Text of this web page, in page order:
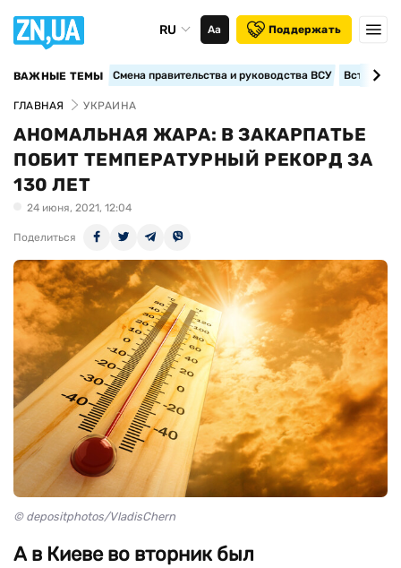
RU Аа Поддержать
ВАЖНЫЕ ТЕМЫ Смена правительства и руководства ВСУ
ГЛАВНАЯ УКРАИНА
АНОМАЛЬНАЯ ЖАРА: В ЗАКАРПАТЬЕ
ПОБИТ ТЕМПЕРАТУРНЫЙ РЕКОРД ЗА
130 ЛЕТ
24 июня, 2021, 12:04
Поделиться
© depositphotos/VladisChern
А в Киеве во вторник был